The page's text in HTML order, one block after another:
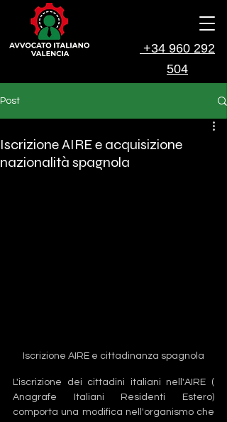
+34 960 292
504
Post
Iscrizione AIRE e acquisizione
nazionalità spagnola
Iscrizione AIRE e cittadinanza spagnola
L'iscrizione dei cittadini italiani nell'AIRE (
Anagrafe Italiani Residenti Estero)
comporta una modifica nell'organismo che